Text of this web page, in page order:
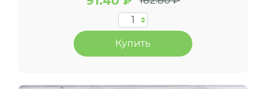
Купить